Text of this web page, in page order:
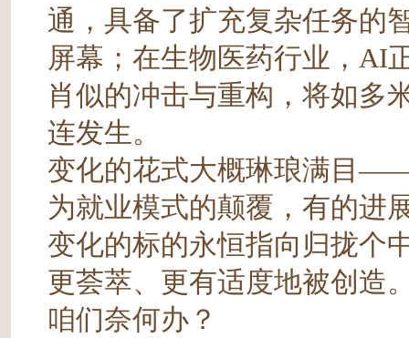
通，具备了扩充复杂任务的
屏幕；在生物医药行业，
肖似的冲击与重构，将如多
连发生。
变化的花式大概琳琅满目
为就业模式的颠覆，有的
变化的标的永恒指向归拢个
更荟萃、更有适度地被创造
咱们奈何办？